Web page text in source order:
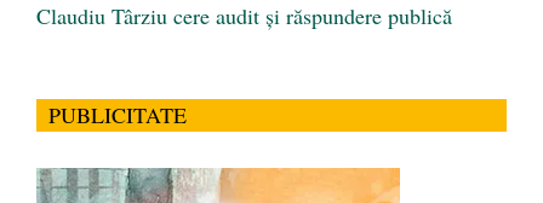
Claudiu Târziu cere audit și răspundere publică
PUBLICITATE